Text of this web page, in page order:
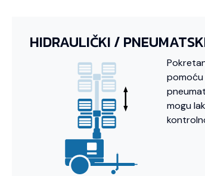
HIDRAULIČKI /
pomoću
mogu